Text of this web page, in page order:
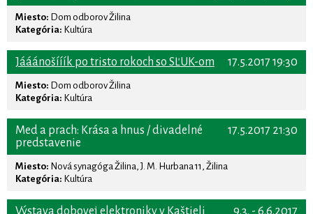
Miesto: Dom odborov Žilina
Kategória: Kultúra
17.5.2017 19:30
Jááánošííík po tristo rokoch so SĽUK-om
Miesto: Dom odborov Žilina
Kategória: Kultúra
17.5.2017 21:30
Med a prach: Krása a hnus / divadelné
predstavenie
Miesto: Nová synagóga Žilina, J. M. Hurbana 11, Žilina
Kategória: Kultúra
9.3. - 6.6.2017
Výstava dobovej elektroniky v Kaštieli